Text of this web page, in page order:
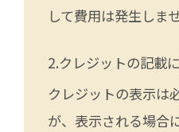
して費用は発生しませ
クレジットの記載
クレジットの表示は
が、表示される場合